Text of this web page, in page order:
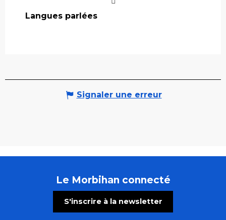
Langues parlées
Langues parlées
Signaler une erreur
Le Morbihan connecté
S'inscrire à la newsletter